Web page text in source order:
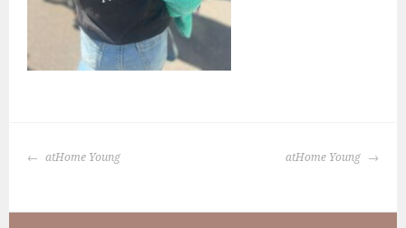
BERICHTNAVIGATIE
atHome Young atHome Young